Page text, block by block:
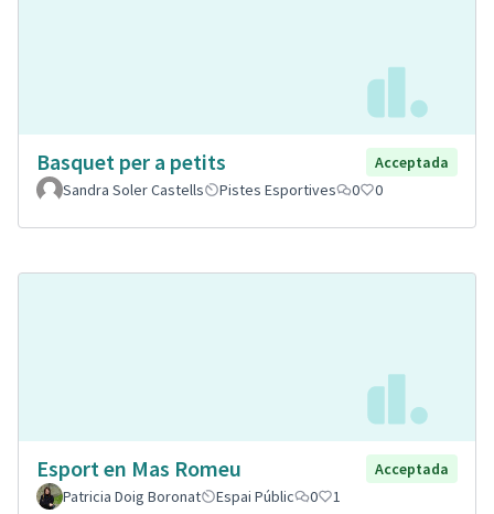
Basquet per a petits
Acceptada
Sandra Soler Castells
Pistes Esportives 0 0
Esport en Mas Romeu
Acceptada
Patricia Doig Boronat
Espai Públic 0 1